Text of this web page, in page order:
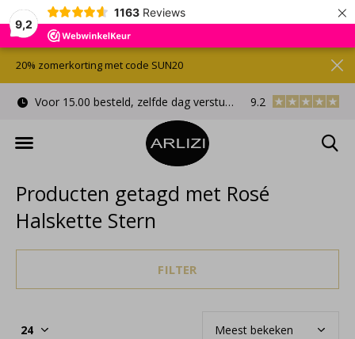
9,2
1163 Reviews ×
Voor 15.00 besteld, zelfde dag verstuurd Gratis
9.2
20% zomerkorting met code SUN20
Producten getagd met Rosé
Halskette Stern
FILTER